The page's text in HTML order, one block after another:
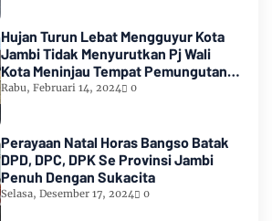
Hujan Turun Lebat Mengguyur Kota
Jambi Tidak Menyurutkan Pj Wali
Kota Meninjau Tempat Pemungutan
Suara Pemilu 2024
Rabu, Februari 14, 2024 0
Perayaan Natal Horas Bangso Batak
DPD, DPC, DPK Se Provinsi Jambi
Penuh Dengan Sukacita
Selasa, Desember 17, 2024 0